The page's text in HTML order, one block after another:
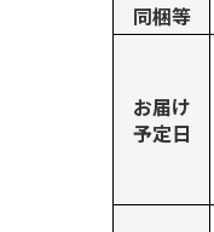
同梱等
お届け
予定日